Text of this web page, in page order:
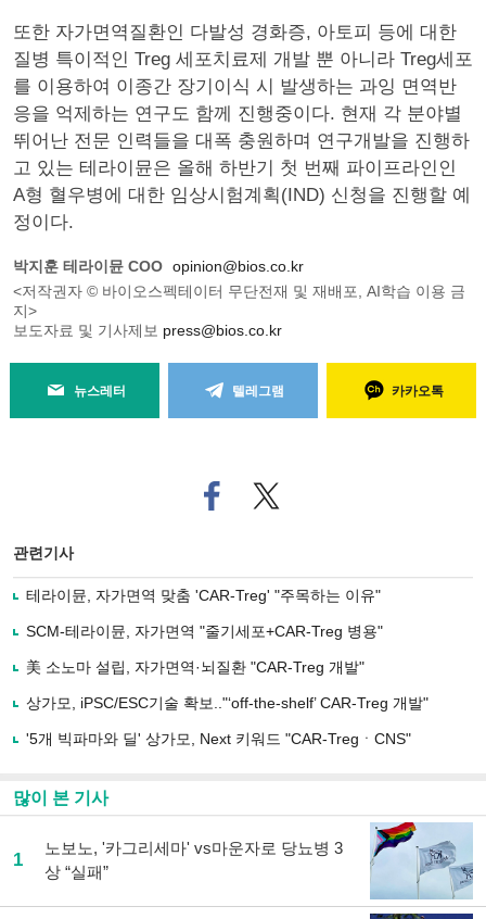
또한 자가면역질환인 다발성 경화증, 아토피 등에 대한
질병 특이적인 Treg 세포치료제 개발 뿐 아니라 Treg세포
를 이용하여 이종간 장기이식 시 발생하는 과잉 면역반
응을 억제하는 연구도 함께 진행중이다. 현재 각 분야별
뛰어난 전문 인력들을 대폭 충원하며 연구개발을 진행하
고 있는 테라이뮨은 올해 하반기 첫 번째 파이프라인인
A형 혈우병에 대한 임상시험계획(IND) 신청을 진행할 예
정이다.
박지훈 테라이뮨 COO opinion@bios.co.kr
<저작권자 © 바이오스펙테이터 무단전재 및 재배포, AI학습 이용 금
지>
보도자료 및 기사제보 press@bios.co.kr
뉴스레터 텔레그램 카카오톡
페
이
로
사
유
기
트위
터로
관련기사
테라이뮨, 자가면역 맞춤 'CAR-Treg' "주목하는 이유"
SCM-테라이뮨, 자가면역 "줄기세포+CAR-Treg 병용"
美 소노마 설립, 자가면역·뇌질환 "CAR-Treg 개발"
상가모, iPSC/ESC기술 확보.."‘off-the-shelf’ CAR-Treg 개발"
'5개 빅파마와 딜' 상가모, Next 키워드 "CAR-TregㆍCNS"
많이 본 기사
1
노보노, '카그리세마' vs마운자로 당뇨병 3
상 “실패”